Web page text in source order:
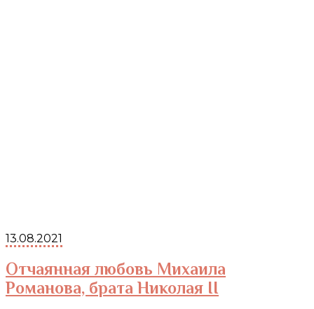
13.08.2021
Отчаянная любовь Михаила
Романова, брата Николая II